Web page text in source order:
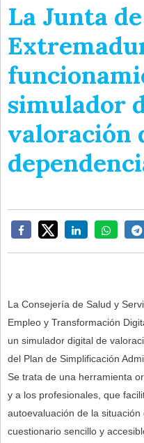
La Junta de
simulador
valoración
La Consejería de Salud y
Empleo y Transformación
un simulador digital de
del Plan de Simplificación
Se trata de una herramienta
y a los profesionales, que
autoevaluación de la
cuestionario sencillo y